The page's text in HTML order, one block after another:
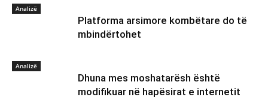
Аnalizë
Platforma arsimore kombëtare do të
mbindërtohet
Аnalizë
Dhuna mes moshatarësh është
modifikuar në hapësirat e internetit